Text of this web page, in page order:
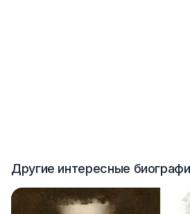
Другие интересные